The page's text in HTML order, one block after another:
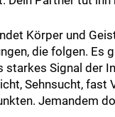
Körper und
die folgen. Es
starkes Signal der
Sehnsucht,
Jemandem